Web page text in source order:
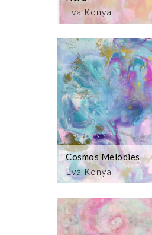
Eva Konya
Eva Konya
Cosmos Melodies